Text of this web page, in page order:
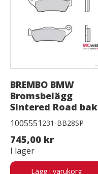
BREMBO BMW
Bromsbelägg
Sintered Road bak
1005551 231-BB28SP
745,00 kr
I lager
Lägg i varukorg